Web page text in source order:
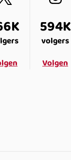
594K
volgers
Volgen